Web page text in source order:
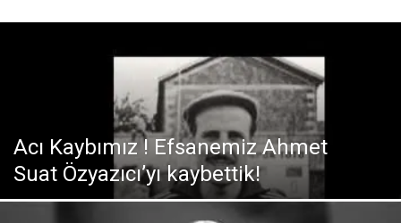
Acı Kaybımız ! Efsanemiz Ahmet
Suat Özyazıcı’yı kaybettik!